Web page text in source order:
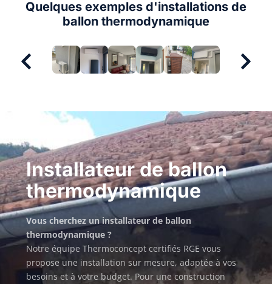
Quelques exemples d'installations de
ballon thermodynamique
Installateur de ballon
thermodynamique
Vous cherchez un installateur de ballon
thermodynamique ?
Notre équipe Thermoconcept certifiés RGE vous
propose une installation sur mesure, adaptée à vos
besoins et à votre budget. Pour une construction